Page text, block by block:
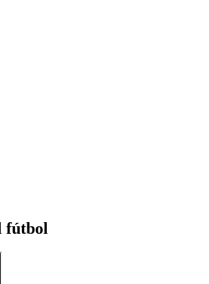
fútbol